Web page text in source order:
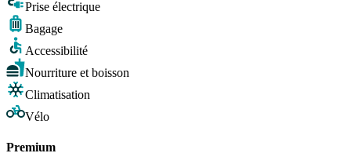
Prise électrique
Bagage
Accessibilité
Nourriture et boisson
Climatisation
Vélo
Premium